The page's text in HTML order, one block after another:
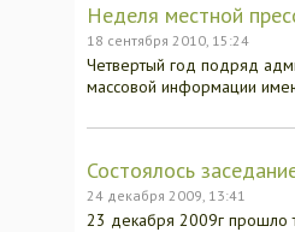
Неделя местной
18 сентября 2010, 15:24
Четвертый год подряд
массовой информации
Состоялось
24 декабря 2009, 13:41
23 декабря 2009г прошло